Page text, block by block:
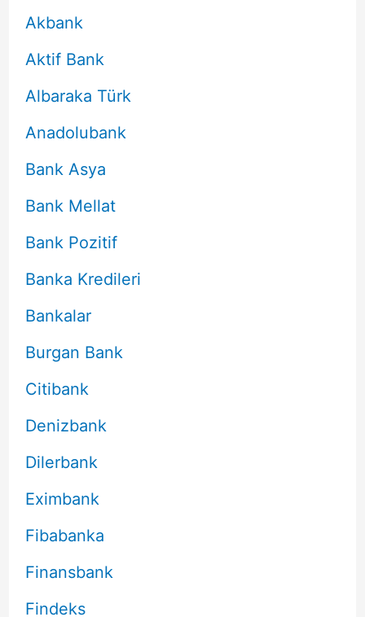
Akbank
Aktif Bank
Albaraka Türk
Anadolubank
Bank Asya
Bank Mellat
Bank Pozitif
Banka Kredileri
Bankalar
Burgan Bank
Citibank
Denizbank
Dilerbank
Eximbank
Fibabanka
Finansbank
Findeks